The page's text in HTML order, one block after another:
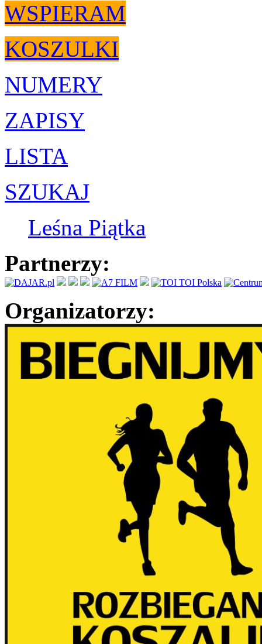
WSPIERAM
KOSZULKI
NUMERY
ZAPISY
LISTA
SZUKAJ
Leśna Piątka
Partnerzy:
Organizatorzy: